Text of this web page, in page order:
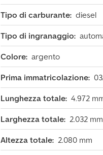
Tipo di carburante: diesel
Tipo di ingranaggio:
Colore: argento
Prima immatricolazione:
Lunghezza totale: 4.972
Larghezza totale: 2.032 mm
Altezza totale: 2.080 mm